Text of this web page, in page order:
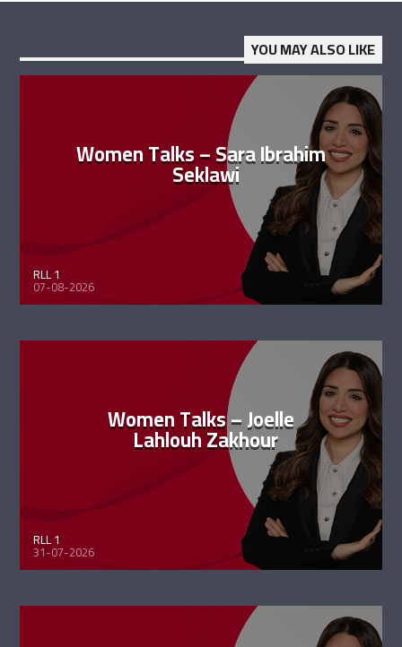
YOU MAY ALSO LIKE
Women Talks – Sara Ibrahim
Seklawi
RLL 1
07-08-2026
Women Talks – Joelle
Lahlouh Zakhour
RLL 1
31-07-2026